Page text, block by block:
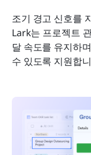
조기 경고 신호를
Lark는 프로젝트
달 속도를 유지하
수 있도록 지원합